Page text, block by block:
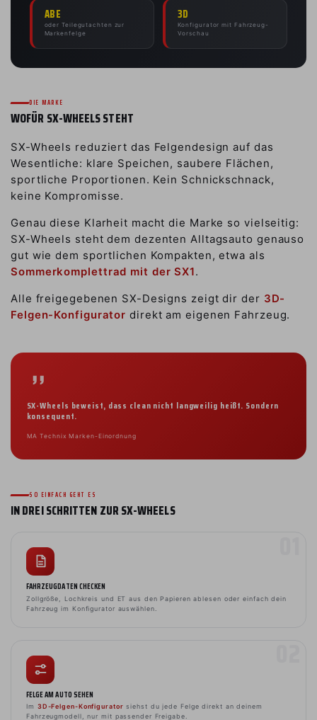
ABE
oder Teilegutachten zur
Markenfelge
3D
Konfigurator mit Fahrzeug-
Vorschau
DIE MARKE
WOFÜR SX-WHEELS STEHT
SX-Wheels reduziert das Felgendesign auf das
Wesentliche: klare Speichen, saubere Flächen,
sportliche Proportionen. Kein Schnickschnack,
keine Kompromisse.
Genau diese Klarheit macht die Marke so vielseitig:
SX-Wheels steht dem dezenten Alltagsauto genauso
gut wie dem sportlichen Kompakten, etwa als
Sommerkomplettrad mit der SX1.
Alle freigegebenen SX-Designs zeigt dir der 3D-
Felgen-Konfigurator direkt am eigenen Fahrzeug.
SX-Wheels beweist, dass clean nicht langweilig heißt. Sondern
konsequent.
MA Technix Marken-Einordnung
SO EINFACH GEHT ES
IN DREI SCHRITTEN ZUR SX-WHEELS
FAHRZEUGDATEN CHECKEN
Zollgröße, Lochkreis und ET aus den Papieren ablesen oder einfach dein
Fahrzeug im Konfigurator auswählen.
FELGE AM AUTO SEHEN
Im 3D-Felgen-Konfigurator siehst du jede Felge direkt an deinem
Fahrzeugmodell, nur mit passender Freigabe.